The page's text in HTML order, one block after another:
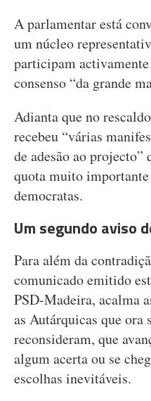
A parlamentar está
um núcleo
participam
consenso “da grande
Adianta que no
recebeu “várias
de adesão ao projecto”
quota muito
democratas.
Um segundo aviso
Para além da
comunicado emitido
PSD-Madeira, acalma
as Autárquicas que ora
reconsideram, que
algum acerta ou se
escolhas inevitáveis.